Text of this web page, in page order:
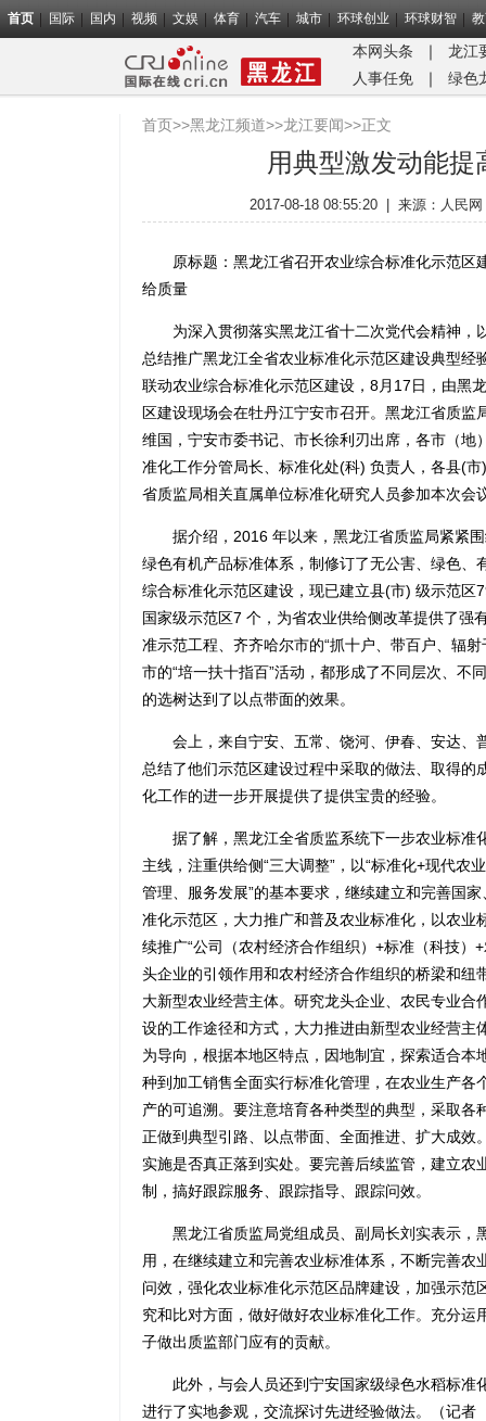
首页 国际 国内 视频 文娱 体育 汽车 城市 环球创业 环球财智
本网头条 ｜
龙江
人事任免
｜ 绿色
首页>>黑龙江频道>>龙江要闻>>正文
用典型激发动能提
2017-08-18 08:55:20 来源： 人民网
原标题：黑龙江省召开农业综合标准化示范区
给质量
为深入贯彻落实黑龙江省十二次党代会精神，
总结推广黑龙江全省农业标准化示范区建设典型
联动农业综合标准化示范区建设，8月17日，由黑
区建设现场会在牡丹江宁安市召开。黑龙江省质
维国，宁安市委书记、市长徐利刃出席，各市（
准化工作分管局长、标准化处(科) 负责人，各县(
省质监局相关直属单位标准化研究人员参加本次会
据介绍，2016 年以来，黑龙江省质监局紧紧围
绿色有机产品标准体系，制修订了无公害、绿色
综合标准化示范区建设，现已建立县(市) 级示范
国家级示范区7 个，为省农业供给侧改革提供了强
准示范工程、齐齐哈尔市的“抓十户、带百户、辐
市的“培一扶十指百”活动，都形成了不同层次、不
的选树达到了以点带面的效果。
会上，来自宁安、五常、饶河、伊春、安达、
总结了他们示范区建设过程中采取的做法、取得
化工作的进一步开展提供了提供宝贵的经验。
据了解，黑龙江全省质监系统下一步农业标准
主线，注重供给侧“三大调整”，以“标准化+现代农
管理、服务发展”的基本要求，继续建立和完善国
准化示范区，大力推广和普及农业标准化，以农
续推广“公司（农村经济合作组织）+标准（科技）
头企业的引领作用和农村经济合作组织的桥梁和
大新型农业经营主体。研究龙头企业、农民专业
设的工作途径和方式，大力推进由新型农业经营
为导向，根据本地区特点，因地制宜，探索适合
种到加工销售全面实行标准化管理，在农业生产
产的可追溯。要注意培育各种类型的典型，采取
正做到典型引路、以点带面、全面推进、扩大成
实施是否真正落到实处。要完善后续监管，建立农
制，搞好跟踪服务、跟踪指导、跟踪问效。
黑龙江省质监局党组成员、副局长刘实表示，
用，在继续建立和完善农业标准体系，不断完善
问效，强化农业标准化示范区品牌建设，加强示
究和比对方面，做好做好农业标准化工作。充分
子做出质监部门应有的贡献。
此外，与会人员还到宁安国家级绿色水稻标准
进行了实地参观，交流探讨先进经验做法。（记